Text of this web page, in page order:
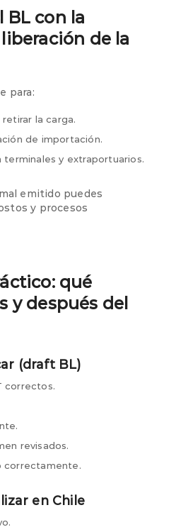
BL con la
de la
para:
la carga.
de importación.
y extraportuarios.
emitido puedes
y procesos
qué
y después del
(draft BL)
correctos.
revisados.
correctamente.
en Chile